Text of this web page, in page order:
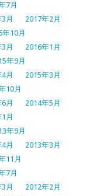
7月
月
2017年2月
年10月
月
2016年1月
年9月
月
2015年3月
10月
月
2014年5月
月
年9月
月
2013年3月
11月
7月
月
2012年2月